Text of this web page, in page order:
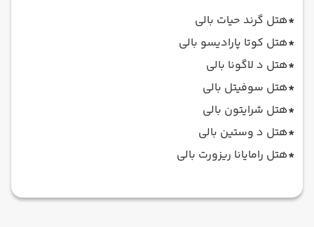
*هتل گرند حیات بالی
*هتل کوتا پارادیسو بالی
*هتل د لاگونا بالی
*هتل سوفیتل بالی
*هتل شرایتون بالی
*هتل د وستین بالی
*هتل رامایانا ریزورت بالی